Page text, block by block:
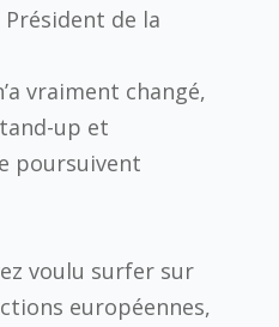
de la
vraiment changé,
up et
poursuivent
voulu surfer sur
européennes,